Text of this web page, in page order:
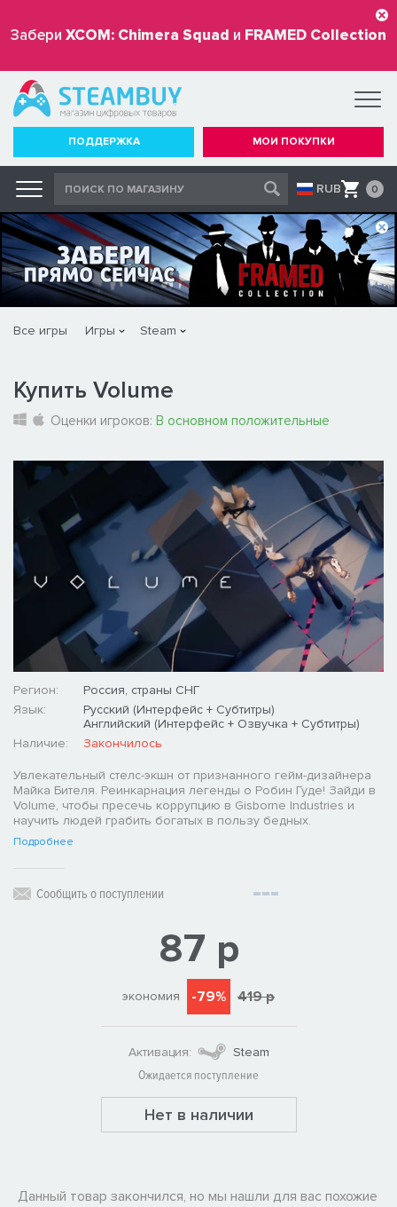
Забери XCOM: Chimera Squad и FRAMED Collection
бесплатно
ПОДДЕРЖКА МОИ ПОКУПКИ
RUB 0
Все игры Игры Steam
Купить Volume
Оценки игроков: В основном положительные
Регион:
Россия, страны СНГ
Язык:
Русский (Интерфейс + Субтитры)
Английский (Интерфейс + Озвучка + Субтитры)
Наличие:
Закончилось
Увлекательный стелс-экшн от признанного гейм-дизайнера
Майка Бителя. Реинкарнация легенды о Робин Гуде! Зайди в
Volume, чтобы пресечь коррупцию в Gisborne Industries и
научить людей грабить богатых в пользу бедных.
Подробнее
Сообщить о поступлении
87 р
экономия -79% 419 р
Активация:
Steam
Ожидается поступление
Нет в наличии
Данный товар закончился, но мы нашли для вас похожие